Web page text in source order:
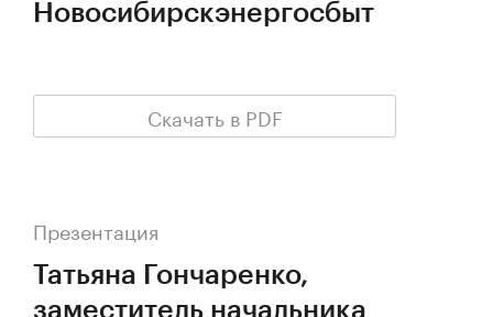
Новосибирскэнергосбыт
Скачать в PDF
Презентация
Татьяна Гончаренко,
заместитель начальника